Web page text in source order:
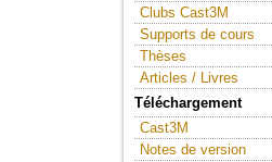
Clubs Cast3M
Supports de cours
Thèses
Articles / Livres
Téléchargement
Cast3M
Notes de version